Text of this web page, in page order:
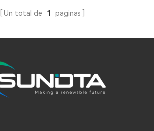
Un total de 1 paginas